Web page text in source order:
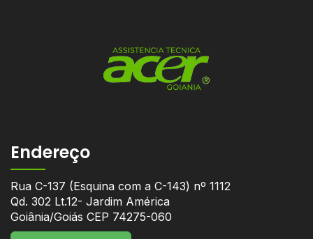
Endereço
Rua C-137 (Esquina com a C-143) nº 1112
Qd. 302 Lt.12- Jardim América
Goiânia/Goiás CEP 74275-060